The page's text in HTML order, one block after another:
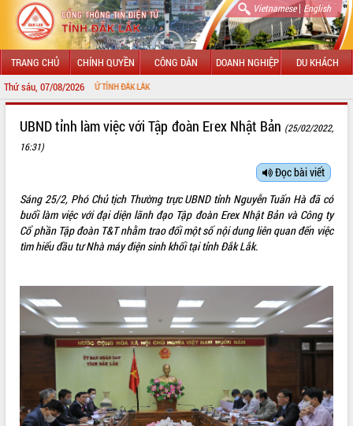
Vietnamese| English
TRANG CHỦ CHÍNH QUYỀN CÔNG DÂN DOANH NGHIỆP DU KHÁCH
Thứ sáu, 07/08/2026
LÃNH ĐẠO UBND TỈNH
SỞ, BAN, NGÀNH
UBND CÁC XÃ, PHƯỜNG
HỆ THỐNG VĂN BẢN
VĂN BẢN HĐND TỈNH
QUY HOẠCH - KẾ HOẠCH
UBND tỉnh làm việc với Tập đoàn Erex Nhật Bản (25/02/2022,
16:31)
Đọc bài viết
Sáng 25/2, Phó Chủ tịch Thường trực UBND tỉnh Nguyễn Tuấn Hà đã có
buổi làm việc với đại diện lãnh đạo Tập đoàn Erex Nhật Bản và Công ty
Cổ phần Tập đoàn T&T nhằm trao đổi một số nội dung liên quan đến việc
tìm hiểu đầu tư Nhà máy điện sinh khối tại tỉnh Đắk Lắk.